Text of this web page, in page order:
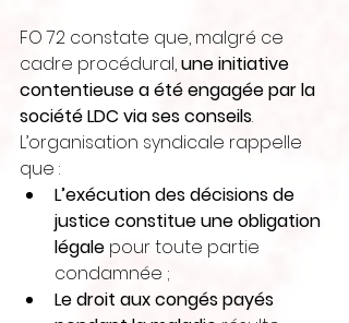
FO 72 constate que, malgré ce
cadre procédural, une initiative
contentieuse a été engagée par la
société LDC via ses conseils.
L’organisation syndicale rappelle
que :
L’exécution des décisions de
justice constitue une obligation
légale pour toute partie
condamnée ;
Le droit aux congés payés